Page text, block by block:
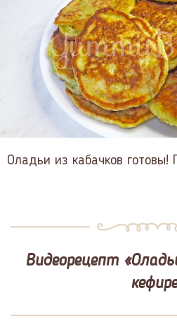
Оладьи из кабачков готовы!
Видеорецепт